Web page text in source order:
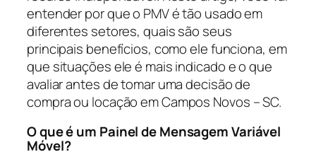
entender por que o PMV é tão usado em
diferentes setores, quais são seus
principais benefícios, como ele funciona, em
que situações ele é mais indicado e o que
avaliar antes de tomar uma decisão de
compra ou locação em Campos Novos – SC.
O que é um Painel de Mensagem Variável
Móvel?